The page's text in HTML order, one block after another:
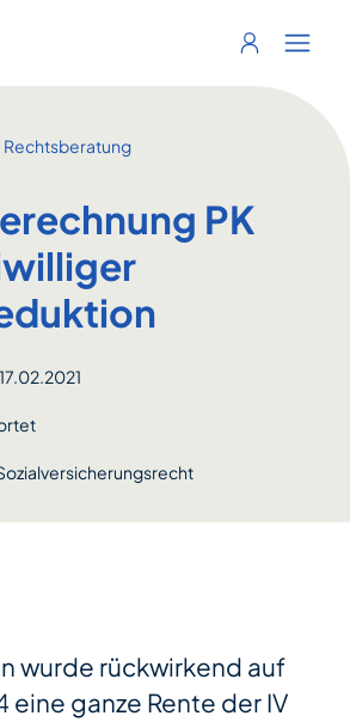
Login
Rechtsberatung
PK
17.02.2021
wurde rückwirkend auf
eine ganze Rente der IV